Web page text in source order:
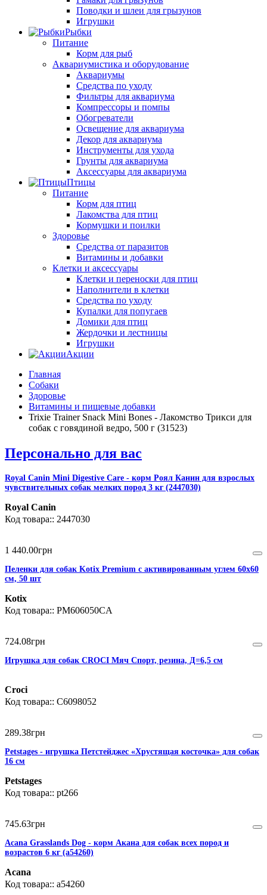
Поводки и шлеи для грызунов
Игрушки
Рыбки
Питание
Корм для рыб
Аквариумистика и оборудование
Аквариумы
Средства по уходу
Фильтры для аквариума
Компрессоры и помпы
Обогреватели
Освещение для аквариума
Декор для аквариума
Инструменты для ухода
Грунты для аквариума
Аксессуары для аквариума
Птицы
Питание
Корм для птиц
Лакомства для птиц
Кормушки и поилки
Здоровье
Средства от паразитов
Витамины и добавки
Клетки и аксессуары
Клетки и переноски для птиц
Наполнители в клетки
Средства по уходу
Купалки для попугаев
Домики для птиц
Жердочки и лестницы
Игрушки
Акции
Главная
Собаки
Здоровье
Витамины и пищевые добавки
Trixie Trainer Snack Mini Bones - Лакомство Трикси для
собак с говядиной ведро, 500 г (31523)
Персонально для вас
Royal Canin Mini Digestive Care - корм Роял Канин для взрослых
чувствительных собак мелких пород 3 кг (2447030)
Royal Canin
2447030
1 440.00грн
Пеленки для собак Kotix Premium с активированным углем 60х60
см, 50 шт
Kotix
PM606050CA
724.08грн
Игрушка для собак CROCI Мяч Спорт, резина, Д=6,5 см
Croci
C6098052
289.38грн
Petstages - игрушка Петстейджес «Хрустящая косточка» для собак
16 см
Petstages
pt266
745.63грн
Acana Grasslands Dog - корм Акана для собак всех пород и
возрастов 6 кг (a54260)
Acana
a54260